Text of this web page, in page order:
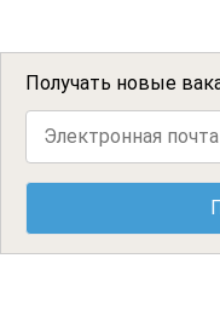
Получать новые